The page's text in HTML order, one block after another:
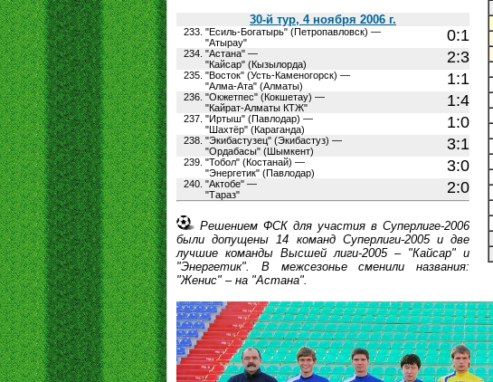
30-й тур, 4 ноября 2006 г.
233. "Есиль-Богатырь" (Петропавловск) —
"Атырау"
0:1
234. "Астана" —
"Кайсар" (Кызылорда)
2:3
235. "Восток" (Усть-Каменогорск) —
"Алма-Ата" (Алматы)
1:1
236. "Окжетпес" (Кокшетау) —
"Кайрат-Алматы КТЖ"
1:4
237. "Иртыш" (Павлодар) —
"Шахтёр" (Караганда)
1:0
238. "Экибастузец" (Экибастуз) —
"Ордабасы" (Шымкент)
3:1
239. "Тобол" (Костанай) —
"Энергетик" (Павлодар)
3:0
240. "Актобе" —
"Тараз"
2:0
Решением ФСК для участия в Суперлиге-2006
были допущены 14 команд Суперлиги-2005 и две
лучшие команды Высшей лиги-2005 – "Кайсар" и
"Энергетик". В межсезонье сменили названия:
"Женис" – на "Астана".